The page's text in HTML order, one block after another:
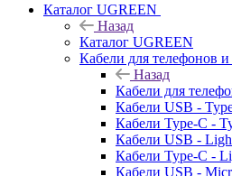
Каталог UGREEN
Назад
Каталог UGREEN
Кабели для телефонов
Назад
Кабели для
Кабели USB -
Кабели Type-C -
Кабели USB -
Кабели Type-C -
Кабели USB -